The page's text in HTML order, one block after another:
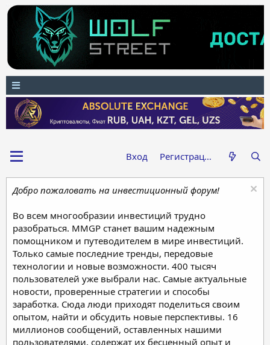
Вход Регистрация
Добро пожаловать на инвестиционный форум!
Во всем многообразии инвестиций трудно
разобраться. MMGP станет вашим надежным
помощником и путеводителем в мире инвестиций.
Только самые последние тренды, передовые
технологии и новые возможности. 400 тысяч
пользователей уже выбрали нас. Самые актуальные
новости, проверенные стратегии и способы
заработка. Сюда люди приходят поделиться своим
опытом, найти и обсудить новые перспективы. 16
миллионов сообщений, оставленных нашими
пользователями, содержат их бесценный опыт и